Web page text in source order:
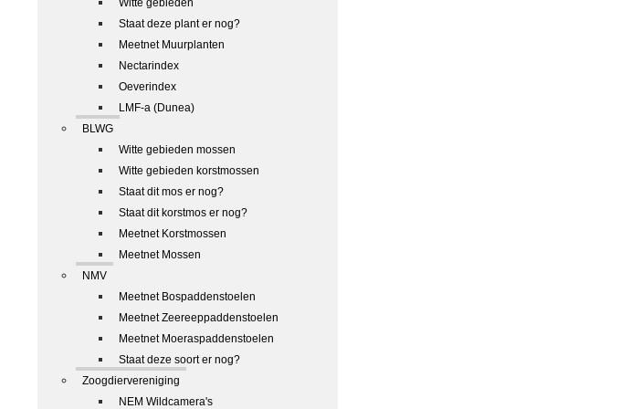
Witte gebieden
Staat deze plant er nog?
Meetnet Muurplanten
Nectarindex
Oeverindex
LMF-a (Dunea)
BLWG
Witte gebieden mossen
Witte gebieden korstmossen
Staat dit mos er nog?
Staat dit korstmos er nog?
Meetnet Korstmossen
Meetnet Mossen
NMV
Meetnet Bospaddenstoelen
Meetnet Zeereeppaddenstoelen
Meetnet Moeraspaddenstoelen
Staat deze soort er nog?
Zoogdiervereniging
NEM Wildcamera's